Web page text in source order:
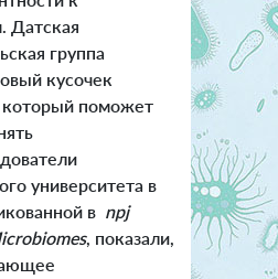
Датская
группа
кусочек
который поможет
университета в
в npj
, показали,